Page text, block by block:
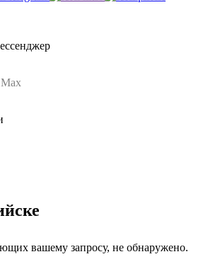
Max
вашему запросу, не обнаружено.